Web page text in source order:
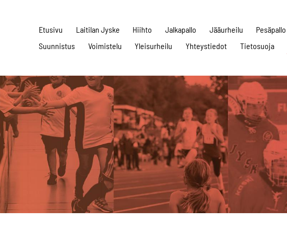
Etusivu Laitilan Jyske Hiihto Jalkapallo Jääurheilu Pesäpallo
Suunnistus
Voimistelu Yleisurheilu Yhteystiedot Tietosuoja